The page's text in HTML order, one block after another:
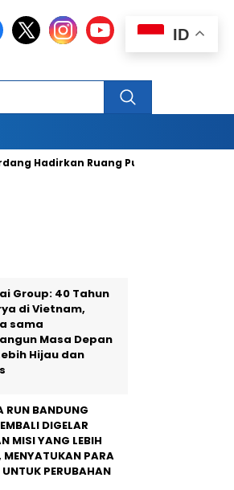
Ruang Publik Bersama melalui
Group: 40 Tahun
di Vietnam,
sama
Masa Depan
Hijau dan
RUN BANDUNG
DIGELAR
MISI YANG LEBIH
MENYATUKAN PARA
UNTUK PERUBAHAN
ID